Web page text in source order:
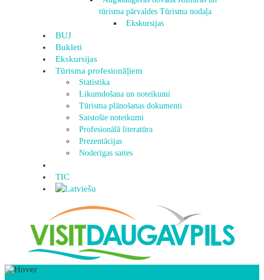
tūrisma pārvaldes Tūrisma nodaļa
Ekskursijas
BUJ
Bukleti
Ekskursijas
Tūrisma profesionāļiem
Statistika
Likumdošana un noteikumi
Tūrisma plānošanas dokumenti
Saistošie noteikumi
Profesionālā literatūra
Prezentācijas
Noderīgas saites
TIC